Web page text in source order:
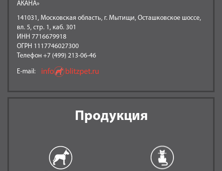
АКАНА»
141031, Московская область, г. Мытищи, Осташковское шоссе,
вл. 5, стр. 1, каб. 301
ИНН 7716679918
ОГРН 1117746027300
Телефон +7 (499) 213-06-46
E-mail:
Продукция